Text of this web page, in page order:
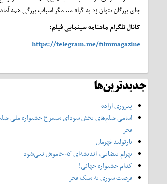
جای بزرگان نتوان زد به گزاف... مگر اسباب بزرگی همه
کانال تلگرام ماهنامه سینمایی فیلم:
https://telegram.me/filmmagazine
جدیدترین‌ها
پیروزی اراده
اسامی فیلم‌های بخش سودای سیمرغ جشنواره‌ ملی
فجر
بازتولید قهرمان
بهرام بیضایی، اندیشه‌ای که خاموش نمی‌شود
کدام جشنواره جهانی!
فرصت سوزی به سبک فجر